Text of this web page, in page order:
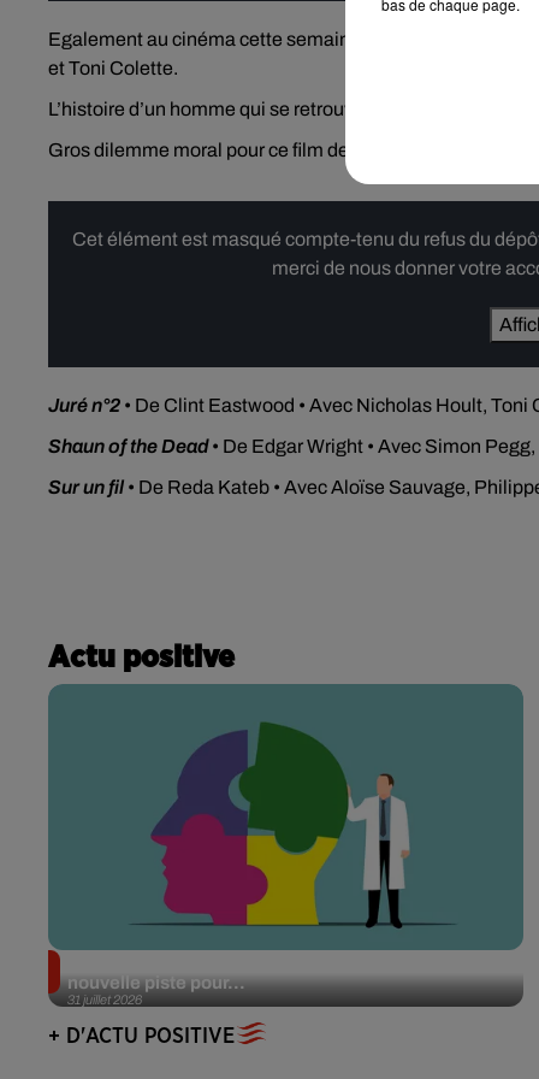
Egalement au cinéma cette semaine,
et Toni Colette.
L’histoire d’un homme qui se retrouve juré au procès
Gros dilemme moral pour ce film de procès entre
Cet élément est masqué compte-tenu du refus du
merci de nous donner votre
Juré n°2 • De Clint Eastwood • Avec Nicholas Hoult,
Shaun of the Dead • De Edgar Wright • Avec Simon
Sur un fil • De Reda Kateb • Avec Aloïse Sauvage,
Actu positive
31 juillet 2026
nouvelle piste pour...
+ D'ACTU POSITIVE